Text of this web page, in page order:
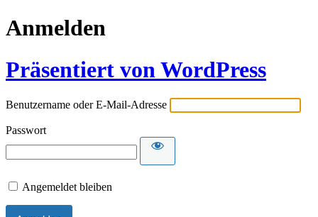
Anmelden
Präsentiert von WordPress
Benutzername oder E-Mail-Adresse
Passwort
Angemeldet bleiben